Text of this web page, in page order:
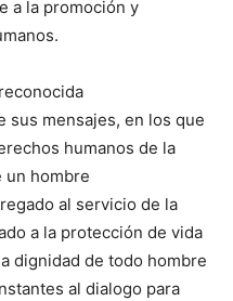
a la promoción y
sus mensajes, en los que
humanos de la
un hombre
al servicio de la
a la protección de vida
dignidad de todo hombre
al dialogo para